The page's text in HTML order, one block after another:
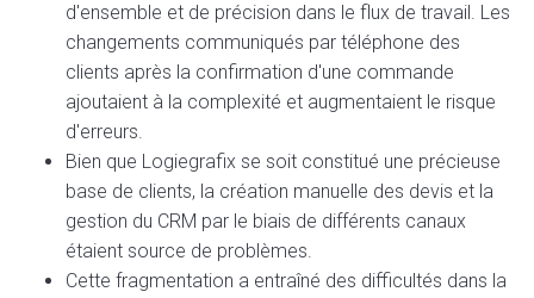
d'ensemble et de précision dans le flux de travail. Les
changements communiqués par téléphone des
clients après la confirmation d'une commande
ajoutaient à la complexité et augmentaient le risque
d'erreurs.
Bien que Logiegrafix se soit constitué une précieuse
base de clients, la création manuelle des devis et la
gestion du CRM par le biais de différents canaux
étaient source de problèmes.
Cette fragmentation a entraîné des difficultés dans la